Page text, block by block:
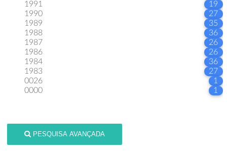
1991
19
1990
27
1989
35
1988
36
1987
26
1986
26
1984
36
1983
27
0026
1
0000
1
PESQUISA AVANÇADA